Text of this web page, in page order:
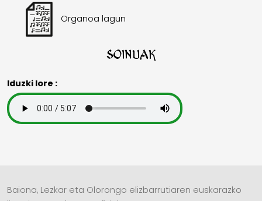
Organoa lagun
Soinuak
Iduzki lore :
Baiona, Lezkar eta Olorongo elizbarrutiaren euskarazko